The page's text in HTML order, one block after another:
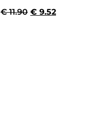
€11.90 € 9.52